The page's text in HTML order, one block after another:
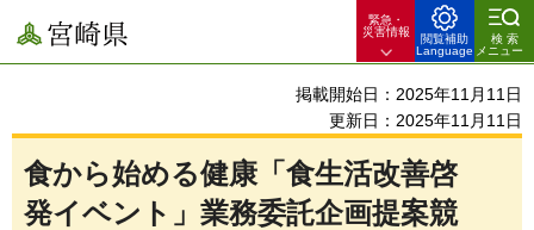
宮崎県
緊急・
災害情報
閲覧補助
Language
検索
メニュー
掲載開始日：2025年11月11日
更新日：2025年11月11日
食から始める健康「食生活改善啓
発イベント」業務委託企画提案競